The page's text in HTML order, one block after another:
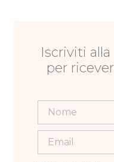
Iscriviti
per